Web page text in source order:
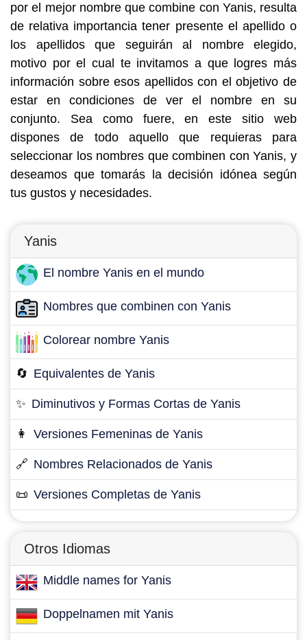
por el mejor nombre que combine con Yanis, resulta
de relativa importancia tener presente el apellido o
los apellidos que seguirán al nombre elegido,
motivo por el cual te invitamos a que logres más
información sobre esos apellidos con el objetivo de
estar en condiciones de ver el nombre en su
conjunto. Sea como fuere, en este sitio web
dispones de todo aquello que requieras para
seleccionar los nombres que combinen con Yanis, y
deseamos que tomarás la decisión idónea según
tus gustos y necesidades.
Yanis
El nombre Yanis en el mundo
Nombres que combinen con Yanis
Colorear nombre Yanis
🔄 Equivalentes de Yanis
✨ Diminutivos y Formas Cortas de Yanis
👩 Versiones Femeninas de Yanis
🔗 Nombres Relacionados de Yanis
📜 Versiones Completas de Yanis
Otros Idiomas
Middle names for Yanis
Doppelnamen mit Yanis